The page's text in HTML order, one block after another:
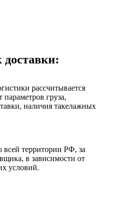
доставки:
рассчитывается
груза,
наличия такелажных
всей территории РФ, за
в зависимости от
условий.